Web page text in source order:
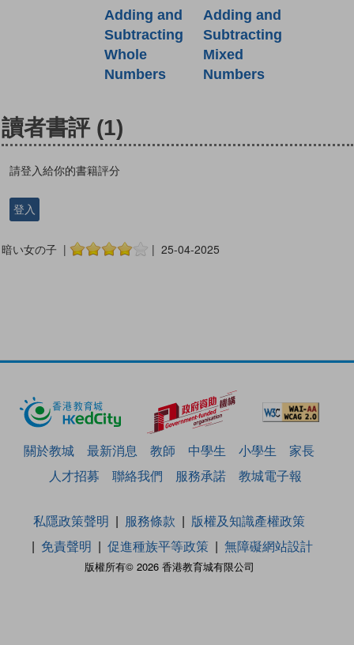
Adding and
Subtracting
Whole
Numbers
Adding and
Subtracting
Mixed
Numbers
讀者書評 (1)
請登入給你的書籍評分
登入
暗い女の子 | | 25-04-2025
關於教城 最新消息 教師 中學生 小學生
家長
人才招募
聯絡我們 服務承諾 教城電子報
版權所有© 2026 香港教育城有限公司
私隱政策聲明 服務條款
版權及知識產權政策
免責聲明
促進種族平等政策 無障礙網站設計